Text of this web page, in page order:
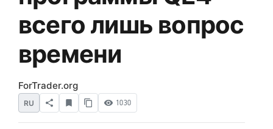
всего лишь вопрос
времени
ForTrader.org
RU 1030